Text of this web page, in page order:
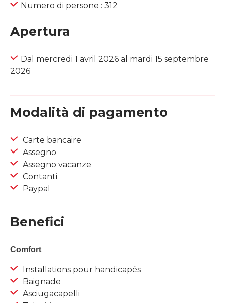
Numero di persone : 312
Apertura
Dal mercredi 1 avril 2026 al mardi 15 septembre
2026
Modalità di pagamento
Carte bancaire
Assegno
Assegno vacanze
Contanti
Paypal
Benefici
Comfort
Installations pour handicapés
Baignade
Asciugacapelli